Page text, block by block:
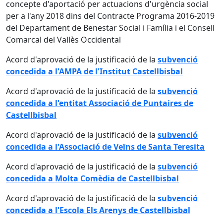
concepte d'aportació per actuacions d'urgència social
per a l'any 2018 dins del Contracte Programa 2016-2019
del Departament de Benestar Social i Família i el Consell
Comarcal del Vallès Occidental
Acord d'aprovació de la justificació de la subvenció
concedida a l'AMPA de l'Institut Castellbisbal
Acord d'aprovació de la justificació de la subvenció
concedida a l'entitat Associació de Puntaires de
Castellbisbal
Acord d'aprovació de la justificació de la subvenció
concedida a l'Associació de Veïns de Santa Teresita
Acord d'aprovació de la justificació de la subvenció
concedida a Molta Comèdia de Castellbisbal
Acord d'aprovació de la justificació de la subvenció
concedida a l'Escola Els Arenys de Castellbisbal